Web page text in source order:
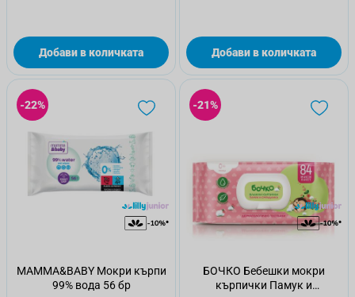
Добави в количката Добави в количката
-22%
MAMMA&BABY Мокри кърпи
99% вода 56 бр
-21%
БОЧКО Бебешки мокри
кърпички Памук и